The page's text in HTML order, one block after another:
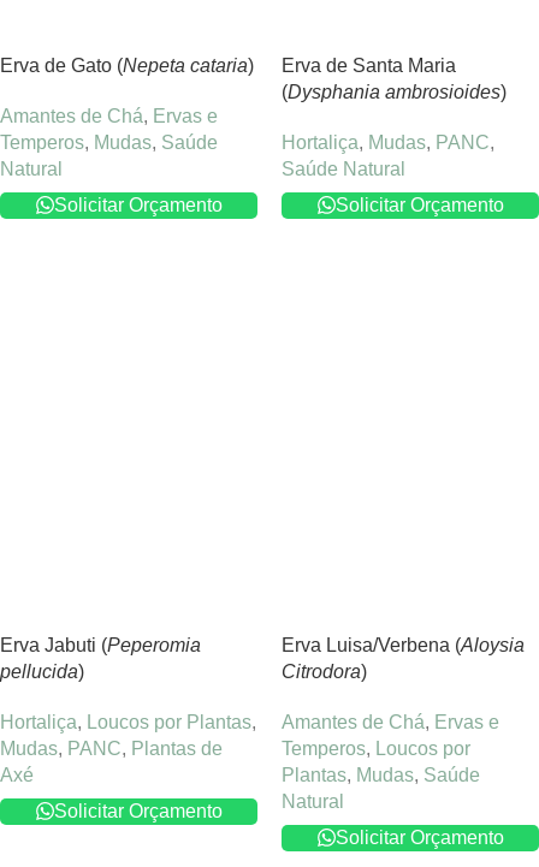
Erva de Gato (Nepeta cataria)
Amantes de Chá, Ervas e
Temperos, Mudas, Saúde
Natural
Solicitar Orçamento
Erva de Santa Maria
(Dysphania ambrosioides)
Hortaliça, Mudas, PANC,
Saúde Natural
Solicitar Orçamento
Erva Jabuti (Peperomia
pellucida)
Hortaliça, Loucos por Plantas,
Mudas, PANC, Plantas de
Axé
Solicitar Orçamento
Erva Luisa/Verbena (Aloysia
Citrodora)
Amantes de Chá, Ervas e
Temperos, Loucos por
Plantas, Mudas, Saúde
Natural
Solicitar Orçamento